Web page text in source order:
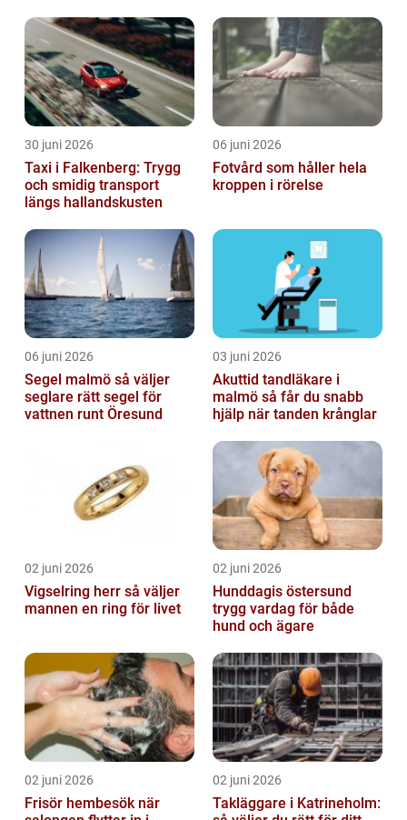
30 juni 2026
Taxi i Falkenberg: Trygg
och smidig transport
längs hallandskusten
06 juni 2026
Fotvård som håller hela
kroppen i rörelse
06 juni 2026
Segel malmö så väljer
seglare rätt segel för
vattnen runt Öresund
03 juni 2026
Akuttid tandläkare i
malmö så får du snabb
hjälp när tanden krånglar
02 juni 2026
Vigselring herr så väljer
mannen en ring för livet
02 juni 2026
Hunddagis östersund
trygg vardag för både
hund och ägare
02 juni 2026
Frisör hembesök när
02 juni 2026
Takläggare i Katrineholm: